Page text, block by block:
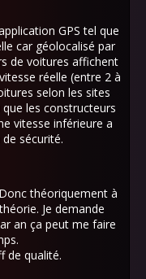
GPS tel que
car géolocalisé par
de voitures affichent
réelle (entre 2 à
selon les sites
les constructeurs
vitesse inférieure a
sécurité.
théoriquement à
Je demande
an ça peut me faire
de qualité.